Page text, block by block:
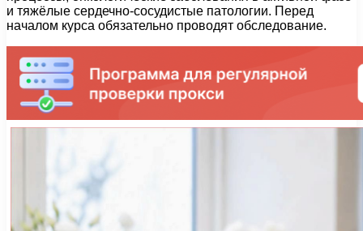
и тяжёлые сердечно-сосудистые патологии. Перед
началом курса обязательно проводят обследование.